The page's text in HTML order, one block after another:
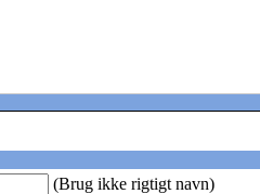
(Brug ikke rigtigt navn)